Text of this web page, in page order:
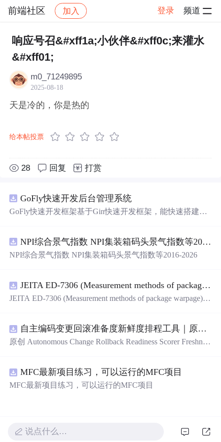
前端社区 加入 登录 频道
社区 前端社区 感慨 帖子详情
响应号召&#xff1a;小伙伴&#xff0c;来灌水
&#xff01;
m0_71249895
2025-08-18
天是冷的，你是热的
给本帖投票
28 回复 打赏
GoFly快速开发后台管理系统
GoFly快速开发框架基于Gin快速开发框架，能快速搭建应
管理后台等。api文档管理并一键生成api接口代码，一键生
成 CRUD前后端代码丰富组件，基于 Gin和 Vue3的Arco D
大道至简思想，接口单层设计，开发简单，极易上手、代
码可读性和可维护性好、得益于Go优秀性能框架性能和并
发都很优秀、需要硬件资源很小。
NPI综合景气指数 NPI集装箱码头景气指数等2016-2026
NPI综合景气指数 NPI集装箱码头景气指数等2016-2026
JEITA ED-7306 (Measurement methods of package warpage).pdf
JEITA ED-7306 (Measurement methods of package warpage).p
自主编码变更回滚准备度新鲜度排程工具｜原创源码+测试+离线报告
原创 Autonomous Change Rollback Readiness Scorer Freshnes
备度”的结果，按风险、变化速度、证据有效期和负责人安
排周期复核；本地网页、JSON/HTML/SVG报告、测试与
+可直接运行，零第三方运行依赖。
MFC最新项目练习，可以运行的MFC项目
MFC最新项目练习，可以运行的MFC项目
说点什么…